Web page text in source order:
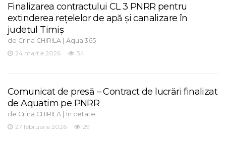
Finalizarea contractului CL 3 PNRR pentru
extinderea rețelelor de apă și canalizare în
județul Timiș
de Crina CHIRILA | Aqua 365
24 martie 2026
34
Comunicat de presă – Contract de lucrări finalizat
de Aquatim pe PNRR
de Crina CHIRILA | În cetate
27 februarie 2026
29